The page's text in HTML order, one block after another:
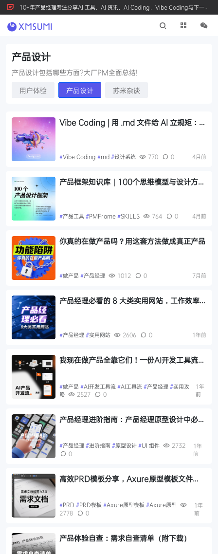
10+年产品经理专注分享AI 工具、AI 资讯、AI Coding、Vibe Coding与下一代
产品创新，按 Ctrl+D 收藏我们
产品设计
产品设计包括哪些方面?大厂PM全面总结!
用户体验
产品设计 苏米杂谈
Vibe Coding | 用 .md 文件给 AI 立规矩：把
#Vibe Coding #md #设计系统 770 0 4月前
产品框架知识库｜100个思维模型与设计方法
#产品工具 #PMFrame #SKILLS 764 0 4月前
你真的在做产品吗？用这套方法做成真正产品
#做产品 #产品经理 1012 0 7月前
产品经理必看的 8 大类实用网站，工作效率
#产品经理 #实用网站 2606 0 1年前
我现在做产品全靠它们！一份AI开发工具流，
#做产品 #AI开发工具流 #AI工具流 #产品经理 #实用攻
略
2527 0
1年
前
产品经理进阶指南：产品经理原型设计中必需
#产品经理 #进阶指南 #原型设计 #UI 组件
2732
0
1年
前
高效PRD模板分享，Axure原型模板文件
#PRD #PRD模板 #Axure原型模板 #Axure原型
2778
0
1年
前
产品体验自查：需求自查清单（附下载）